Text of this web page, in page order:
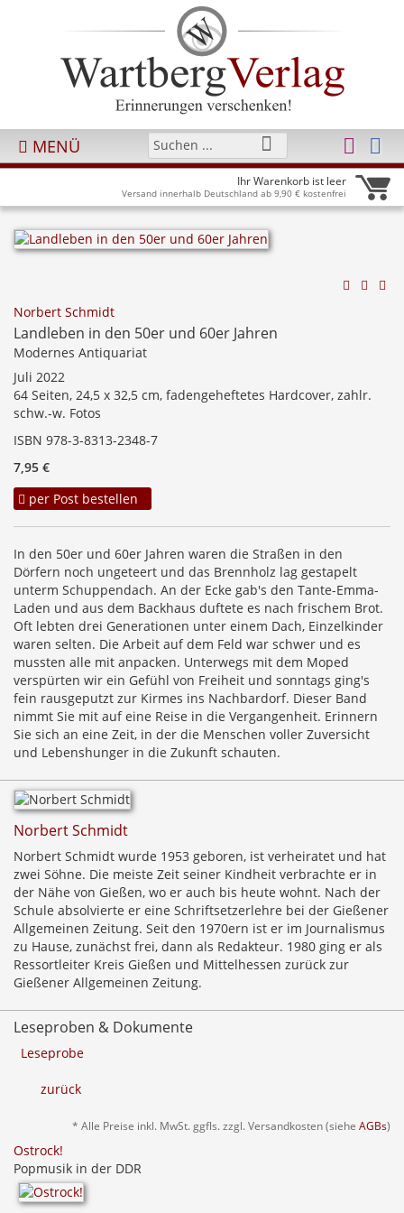
MENÜ
Ihr Warenkorb ist leer
Versand innerhalb Deutschland ab 9,90 € kostenfrei
Norbert Schmidt
Landleben in den 50er und 60er Jahren
Modernes Antiquariat
Juli 2022
64 Seiten, 24,5 x 32,5 cm, fadengeheftetes Hardcover, zahlr.
schw.-w. Fotos
ISBN 978-3-8313-2348-7
7,95 €
per Post bestellen
In den 50er und 60er Jahren waren die Straßen in den
Dörfern noch ungeteert und das Brennholz lag gestapelt
unterm Schuppendach. An der Ecke gab's den Tante-Emma-
Laden und aus dem Backhaus duftete es nach frischem Brot.
Oft lebten drei Generationen unter einem Dach, Einzelkinder
waren selten. Die Arbeit auf dem Feld war schwer und es
mussten alle mit anpacken. Unterwegs mit dem Moped
verspürten wir ein Gefühl von Freiheit und sonntags ging's
fein rausgeputzt zur Kirmes ins Nachbardorf. Dieser Band
nimmt Sie mit auf eine Reise in die Vergangenheit. Erinnern
Sie sich an eine Zeit, in der die Menschen voller Zuversicht
und Lebenshunger in die Zukunft schauten.
Norbert Schmidt
Norbert Schmidt wurde 1953 geboren, ist verheiratet und hat
zwei Söhne. Die meiste Zeit seiner Kindheit verbrachte er in
der Nähe von Gießen, wo er auch bis heute wohnt. Nach der
Schule absolvierte er eine Schriftsetzerlehre bei der Gießener
Allgemeinen Zeitung. Seit den 1970ern ist er im Journalismus
zu Hause, zunächst frei, dann als Redakteur. 1980 ging er als
Ressortleiter Kreis Gießen und Mittelhessen zurück zur
Gießener Allgemeinen Zeitung.
Leseproben & Dokumente
Leseprobe
zurück
* Alle Preise inkl. MwSt. ggfls. zzgl. Versandkosten (siehe AGBs)
Ostrock!
Popmusik in der DDR